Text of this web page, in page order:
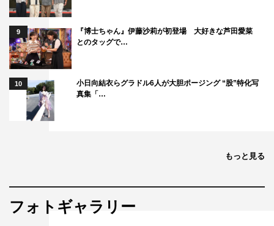
9
『博士ちゃん』伊藤沙莉が初登場 大好きな芦田愛菜
とのタッグで…
10
小日向結衣らグラドル6人が大胆ポージング “股”特化写
真集「…
もっと見る
フォトギャラリー